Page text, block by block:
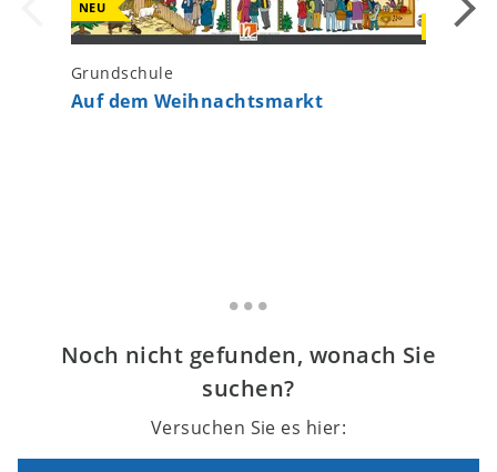
NEU
Grundschule
Auf dem Weihnachtsmarkt
NEU
Noch nicht gefunden, wonach Sie
suchen?
Versuchen Sie es hier: